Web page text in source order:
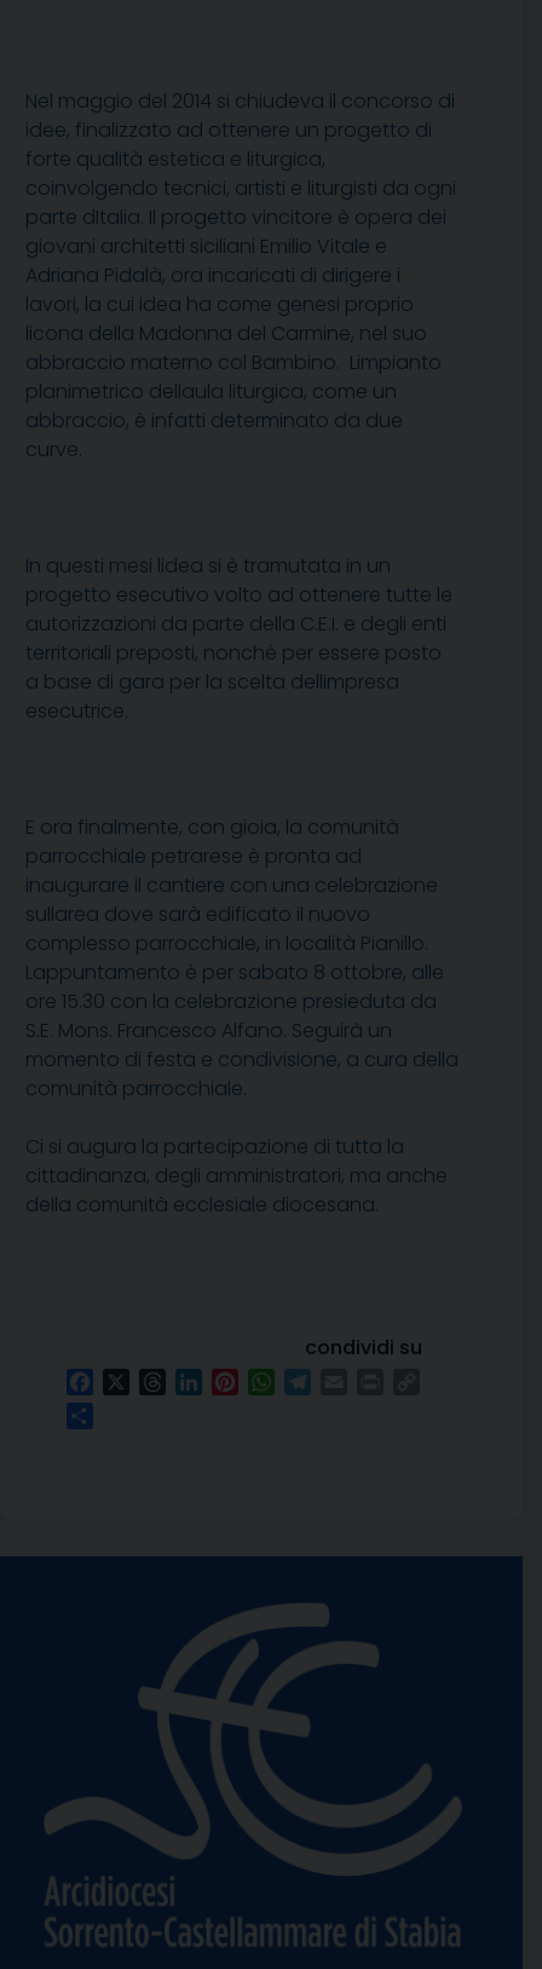
Nel maggio del 2014 si chiudeva il concorso di
idee, finalizzato ad ottenere un progetto di
forte qualità estetica e liturgica,
coinvolgendo tecnici, artisti e liturgisti da ogni
parte dItalia. Il progetto vincitore è opera dei
giovani architetti siciliani Emilio Vitale e
Adriana Pidalà, ora incaricati di dirigere i
lavori, la cui idea ha come genesi proprio
licona della Madonna del Carmine, nel suo
abbraccio materno col Bambino. Limpianto
planimetrico dellaula liturgica, come un
abbraccio, è infatti determinato da due
curve.
In questi mesi lidea si è tramutata in un
progetto esecutivo volto ad ottenere tutte le
autorizzazioni da parte della C.E.I. e degli enti
territoriali preposti, nonché per essere posto
a base di gara per la scelta dellimpresa
esecutrice.
E ora finalmente, con gioia, la comunità
parrocchiale petrarese è pronta ad
inaugurare il cantiere con una celebrazione
sullarea dove sarà edificato il nuovo
complesso parrocchiale, in località Pianillo.
Lappuntamento è per sabato 8 ottobre, alle
ore 15.30 con la celebrazione presieduta da
S.E. Mons. Francesco Alfano. Seguirà un
momento di festa e condivisione, a cura della
comunità parrocchiale.
Ci si augura la partecipazione di tutta la
cittadinanza, degli amministratori, ma anche
della comunità ecclesiale diocesana.
condividi su
FacebookThreadsLinkedInPinterestWhatsApp